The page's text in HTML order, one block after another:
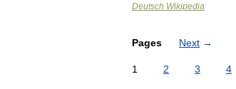
Deutsch Wikipedia
Pages Next →
1 2 3 4